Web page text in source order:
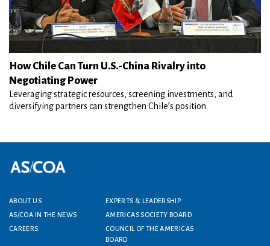
How Chile Can Turn U.S.-China Rivalry into
Negotiating Power
Leveraging strategic resources, screening investments, and
diversifying partners can strengthen Chile’s position.
Footer menu
ABOUT US
EXPERTS & LEADERSHIP
AS/COA IN THE NEWS
AMERICAS SOCIETY BOARD
CAREERS
COUNCIL OF THE AMERICAS
BOARD